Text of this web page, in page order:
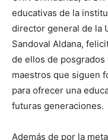
educativas de la
director general de la
Sandoval Aldana,
de ellos de posgrados
maestros que siguen
para ofrecer una
futuras generaciones.
Además de por la